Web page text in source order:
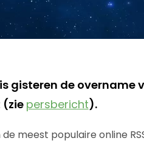
is gisteren de overname
persbericht).
meest populaire online